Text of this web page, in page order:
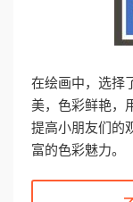
在绘画中，选择
美，色彩鲜艳，
提高小朋友们的
富的色彩魅力。